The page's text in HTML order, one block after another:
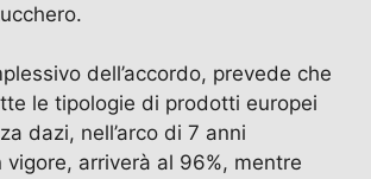
dell’accordo, prevede che
le tipologie di prodotti europei
dazi, nell’arco di 7 anni
vigore, arriverà al 96%, mentre